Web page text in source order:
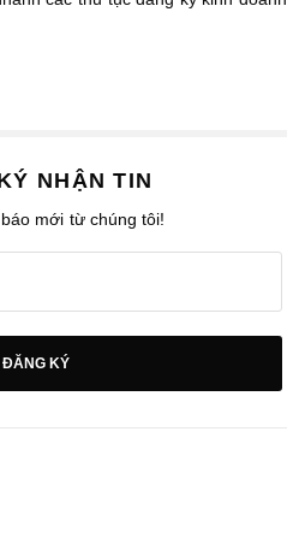
NHẬN TIN
mới từ chúng tôi!
ĐĂNG KÝ